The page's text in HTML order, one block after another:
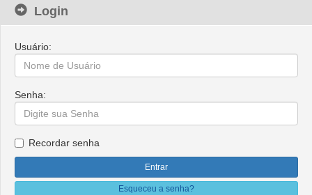
Login
Usuário:
Senha:
Recordar senha
Esqueceu a senha?